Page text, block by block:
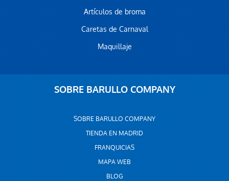
Artículos de broma
Caretas de Carnaval
Maquillaje
SOBRE BARULLO COMPANY
SOBRE BARULLO COMPANY
TIENDA EN MADRID
FRANQUICIAS
MAPA WEB
BLOG